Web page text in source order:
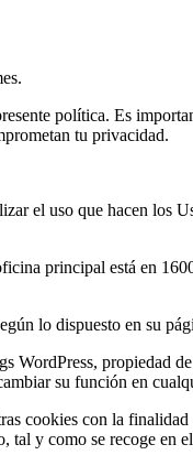
política. Es
tu privacidad.
el uso que hacen los
principal está en
lo dispuesto en su
WordPress, propiedad
su función en
cookies con la
y como se recoge en